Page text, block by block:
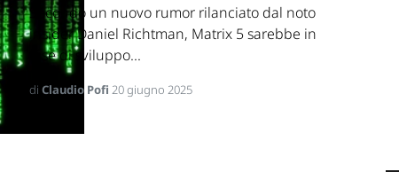
Secondo un nuovo rumor rilanciato dal noto
insider Daniel Richtman, Matrix 5 sarebbe in
fase di sviluppo...
di Claudio Pofi 20 giugno 2025